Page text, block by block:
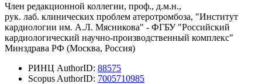
Член редакционной коллегии, проф., д.м.н.,
рук. лаб. клинических проблем атеротромбоза, "Институт
кардиологии им. А.Л. Мясникова" - ФГБУ "Российский
кардиологический научно-производственный комплекс"
Минздрава РФ (Москва, Россия)
РИНЦ AuthorID: 88575
Scopus AuthorID: 7005710985